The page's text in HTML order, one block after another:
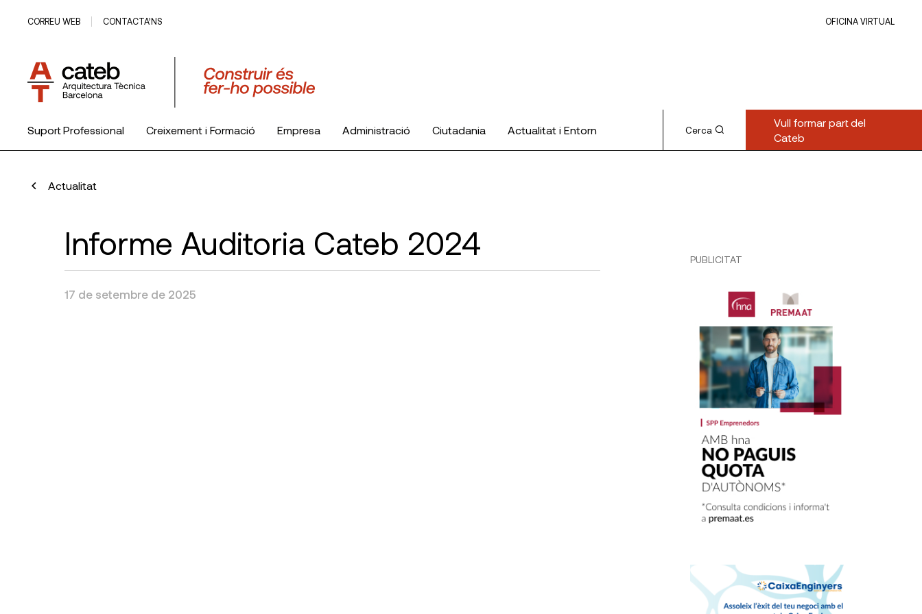
CORREU WEB CONTACTA’NS OFICINA VIRTUAL
Suport Professional Creixement i Formació Empresa Administració Ciutadania Actualitat i Entorn Cerca
Vull formar part del
Cateb
Actualitat
Informe Auditoria Cateb 2024
17 de setembre de 2025
PUBLICITAT